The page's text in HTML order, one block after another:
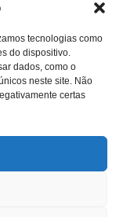
tecnologias como
do dispositivo.
dados, como o
neste site. Não
certas